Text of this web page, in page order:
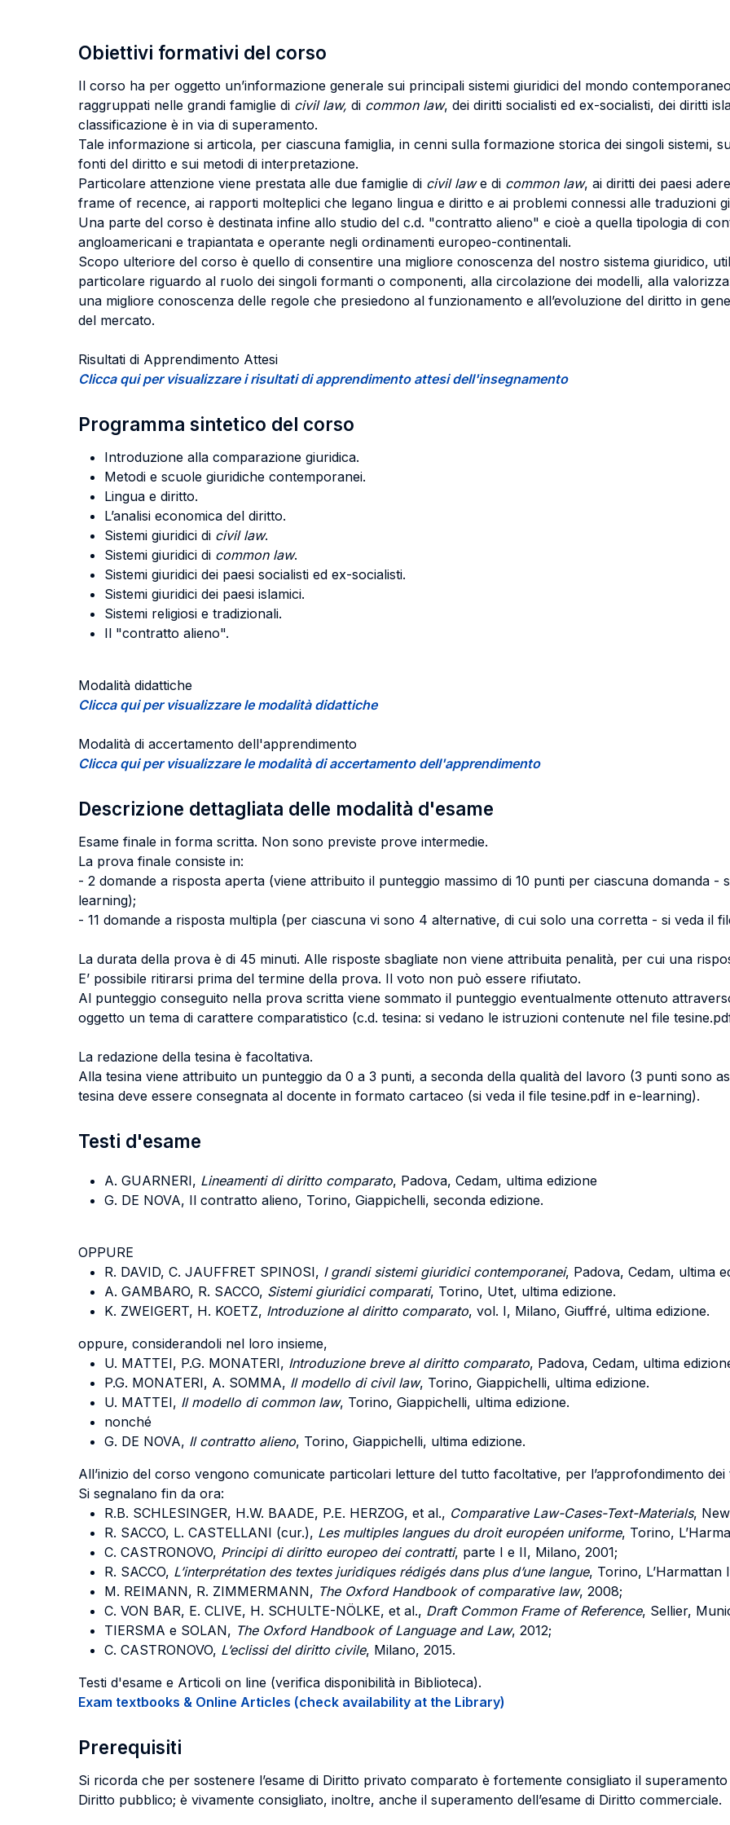
Obiettivi formativi del corso
Il corso ha per oggetto un’informazione generale sui principali sistemi giuridici del mondo
raggruppati nelle grandi famiglie di civil law, di common law, dei diritti socialisti ed ex-socialisti, dei diritti
classificazione è in via di superamento.
Tale informazione si articola, per ciascuna famiglia, in cenni sulla formazione storica dei singoli sistemi,
fonti del diritto e sui metodi di interpretazione.
Particolare attenzione viene prestata alle due famiglie di civil lawe di common law, ai diritti dei paesi
frame of recence, ai rapporti molteplici che legano lingua e diritto e ai problemi connessi alle traduzioni
Una parte del corso è destinata infine allo studio del c.d. "contratto alieno" e cioè a quella tipologia di
angloamericani e trapiantata e operante negli ordinamenti europeo-continentali.
Scopo ulteriore del corso è quello di consentire una migliore conoscenza del nostro sistema giuridico,
particolare riguardo al ruolo dei singoli formanti o componenti, alla circolazione dei modelli, alla
una migliore conoscenza delle regole che presiedono al funzionamento e all’evoluzione del diritto in
del mercato.
Risultati di Apprendimento Attesi
Clicca qui per visualizzare i risultati di apprendimento attesi dell'insegnamento
Programma sintetico del corso
Introduzione alla comparazione giuridica.
Metodi e scuole giuridiche contemporanei.
Lingua e diritto.
L’analisi economica del diritto.
Sistemi giuridici di civil law.
Sistemi giuridici di common law.
Sistemi giuridici dei paesi socialisti ed ex-socialisti.
Sistemi giuridici dei paesi islamici.
Sistemi religiosi e tradizionali.
Il "contratto alieno".
Modalità didattiche
Clicca qui per visualizzare le modalità didattiche
Modalità di accertamento dell'apprendimento
Clicca qui per visualizzare le modalità di accertamento dell'apprendimento
Descrizione dettagliata delle modalità d'esame
Esame finale in forma scritta. Non sono previste prove intermedie.
La prova finale consiste in:
- 2 domande a risposta aperta (viene attribuito il punteggio massimo di 10 punti per ciascuna domanda -
learning);
- 11 domande a risposta multipla (per ciascuna vi sono 4 alternative, di cui solo una corretta - si veda il
La durata della prova è di 45 minuti. Alle risposte sbagliate non viene attribuita penalità, per cui una
E’ possibile ritirarsi prima del termine della prova. Il voto non può essere rifiutato.
Al punteggio conseguito nella prova scritta viene sommato il punteggio eventualmente ottenuto
oggetto un tema di carattere comparatistico (c.d. tesina: si vedano le istruzioni contenute nel file
La redazione della tesina è facoltativa.
Alla tesina viene attribuito un punteggio da 0 a 3 punti, a seconda della qualità del lavoro (3 punti sono
tesina deve essere consegnata al docente in formato cartaceo (si veda il file tesine.pdf in e-learning).
Testi d'esame
A. GUARNERI, Lineamenti di diritto comparato, Padova, Cedam, ultima edizione
G. DE NOVA, Il contratto alieno, Torino, Giappichelli, seconda edizione.
OPPURE
R. DAVID, C. JAUFFRET SPINOSI, I grandi sistemi giuridici contemporanei, Padova, Cedam, ultima
A. GAMBARO, R. SACCO, Sistemi giuridici comparati, Torino, Utet, ultima edizione.
K. ZWEIGERT, H. KOETZ, Introduzione al diritto comparato, vol. I, Milano, Giuffré, ultima edizione.
oppure, considerandoli nel loro insieme,
U. MATTEI, P.G. MONATERI, Introduzione breve al diritto comparato, Padova, Cedam, ultima
P.G. MONATERI, A. SOMMA, Il modello di civil law, Torino, Giappichelli, ultima edizione.
U. MATTEI, Il modello di common law, Torino, Giappichelli, ultima edizione.
nonché
G. DE NOVA, Il contratto alieno, Torino, Giappichelli, ultima edizione.
All’inizio del corso vengono comunicate particolari letture del tutto facoltative, per l’approfondimento dei
Si segnalano fin da ora:
R.B. SCHLESINGER, H.W. BAADE, P.E. HERZOG, et al., Comparative Law-Cases-Text-Materials,
R. SACCO, L. CASTELLANI (cur.), Les multiples langues du droit européen uniforme, Torino,
C. CASTRONOVO, Principi di diritto europeo dei contratti, parte I e II, Milano, 2001;
R. SACCO, L’interprétation des textes juridiques rédigés dans plus d’une langue, Torino, L’Harmattan
M. REIMANN, R. ZIMMERMANN, The Oxford Handbook of comparative law, 2008;
C. VON BAR, E. CLIVE, H. SCHULTE-NÖLKE, et al., Draft Common Frame of Reference, Sellier,
TIERSMA e SOLAN, The Oxford Handbook of Language and Law, 2012;
C. CASTRONOVO, L’eclissi del diritto civile, Milano, 2015.
Testi d'esame e Articoli on line (verifica disponibilità in Biblioteca).
Exam textbooks & Online Articles (check availability at the Library)
Prerequisiti
Si ricorda che per sostenere l’esame di Diritto privato comparato è fortemente consigliato il
Diritto pubblico; è vivamente consigliato, inoltre, anche il superamento dell’esame di Diritto commerciale.